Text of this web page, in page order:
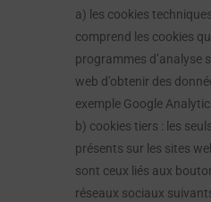
a) les cookies
comprend les cookies
programmes d’analyse
web d’obtenir des
exemple Google
b) cookies tiers : les
présents sur les sites
sont ceux liés aux
réseaux sociaux